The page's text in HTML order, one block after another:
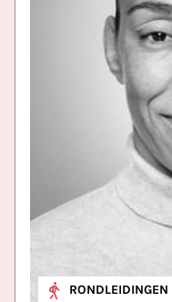
RONDLEIDINGEN